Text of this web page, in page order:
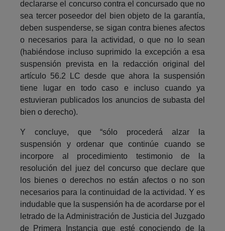
declararse el concurso contra el concursado que no
sea tercer poseedor del bien objeto de la garantía,
deben suspenderse, se sigan contra bienes afectos
o necesarios para la actividad, o que no lo sean
(habiéndose incluso suprimido la excepción a esa
suspensión prevista en la redacción original del
artículo 56.2 LC desde que ahora la suspensión
tiene lugar en todo caso e incluso cuando ya
estuvieran publicados los anuncios de subasta del
bien o derecho).
Y concluye, que “sólo procederá alzar la
suspensión y ordenar que continúe cuando se
incorpore al procedimiento testimonio de la
resolución del juez del concurso que declare que
los bienes o derechos no están afectos o no son
necesarios para la continuidad de la actividad. Y es
indudable que la suspensión ha de acordarse por el
letrado de la Administración de Justicia del Juzgado
de Primera Instancia que esté conociendo de la